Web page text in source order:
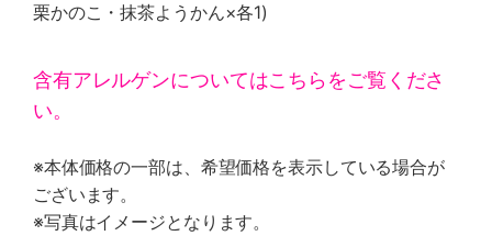
栗かのこ・抹茶ようかん×各1)
含有アレルゲンについてはこちらをご覧くださ
い。
※本体価格の一部は、希望価格を表示している場合が
ございます。
※写真はイメージとなります。